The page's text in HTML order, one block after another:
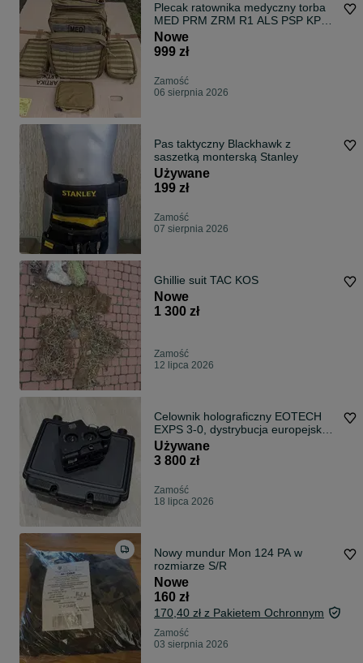
Plecak ratownika medyczny torba
MED PRM ZRM R1 ALS PSP KPP
MON WS GROM
Nowe
999 zł
Zamość
06 sierpnia 2026
Pas taktyczny Blackhawk z
saszetką monterską Stanley
Używane
199 zł
Zamość
07 sierpnia 2026
Ghillie suit TAC KOS
Nowe
1 300 zł
Zamość
12 lipca 2026
Celownik holograficzny EOTECH
EXPS 3-0, dystrybucja europejska,
jak nowy!
Używane
3 800 zł
Zamość
18 lipca 2026
Nowy mundur Mon 124 PA w
rozmiarze S/R
Nowe
160 zł
170,40 zł z Pakietem Ochronnym
Zamość
03 sierpnia 2026